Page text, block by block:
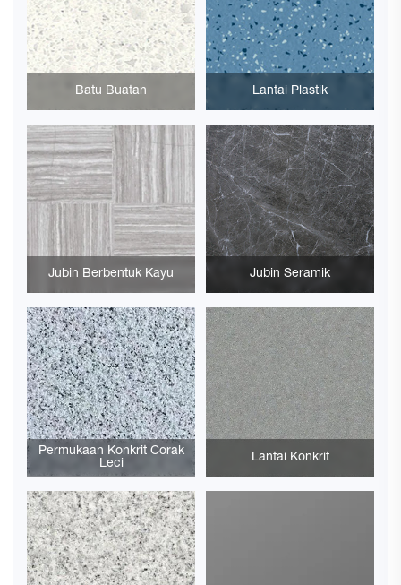
Batu Buatan Lantai Plastik
Jubin Berbentuk Kayu Jubin Seramik
Permukaan Konkrit Corak
Leci
Lantai Konkrit